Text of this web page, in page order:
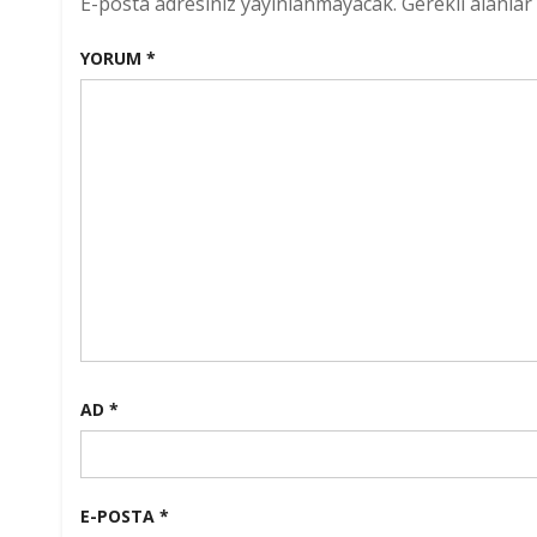
YORUM *
AD *
E-POSTA *